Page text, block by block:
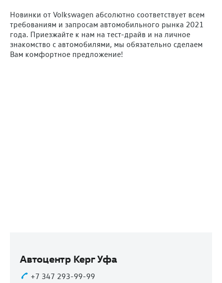
Новинки от Volkswagen абсолютно соответствует всем
требованиям и запросам автомобильного рынка 2021
года. Приезжайте к нам на тест-драйв и на личное
знакомство с автомобилями, мы обязательно сделаем
Вам комфортное предложение!
Автоцентр Керг Уфа
+7 347 293-99-99